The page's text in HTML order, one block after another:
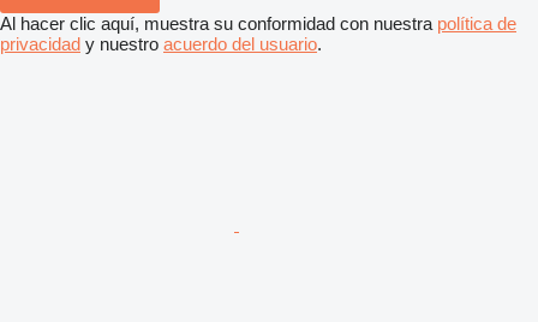
Al hacer clic aquí, muestra su conformidad con nuestra política de
privacidad y nuestro acuerdo del usuario.